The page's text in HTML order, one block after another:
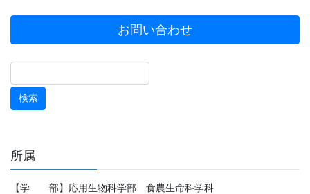
お問い合わせ
所属
【学 部】応用生物科学部 食農生命科学科